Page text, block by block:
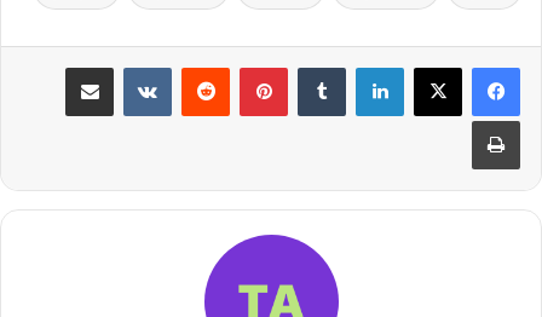
لينكدإن بينتيريست مشاركة عبر البريد
طباعة